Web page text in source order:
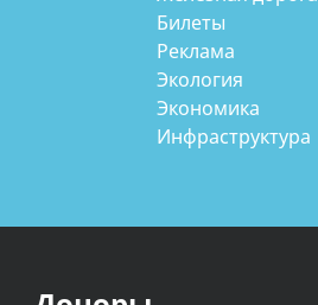
Билеты
Реклама
Экология
Экономика
Инфраструктура